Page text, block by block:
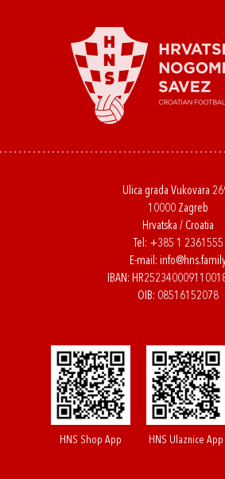
Ulica grada Vukovara
10000 Zagreb
Hrvatska / Croatia
Tel: +385 1 2361555
E-mail:
IBAN:
OIB: 08516152078
HNS Shop App HNS Ulaznice App